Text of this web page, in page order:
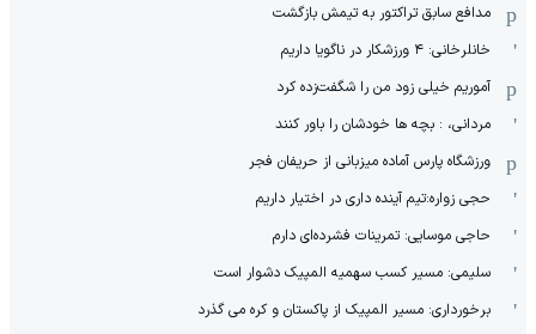
مدافع سابق تراکتور به تیمش بازگشت
خانلرخانی: ۴ ورزشکار در ناگویا داریم
آموریم خیلی زود من را شگفت‌زده کرد
مردانی، : بچه ها خودشان را باور کنند
ورزشگاه پارس آماده میزبانی از حریفان فجر
حجی زواره:تیم آینده داری در اختیار داریم
حاجی موسایی: تمرینات فشرده‌ای دارم
سلیمی: مسیر کسب سهمیه المپیک دشوار است
برخورداری: مسیر المپیک از پاکستان و کره می گذرد